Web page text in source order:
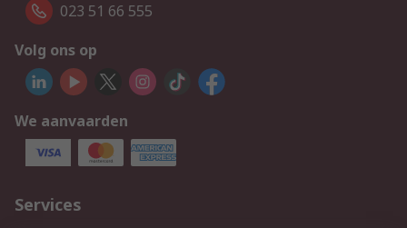
023 51 66 555
Volg ons op
We aanvaarden
Services